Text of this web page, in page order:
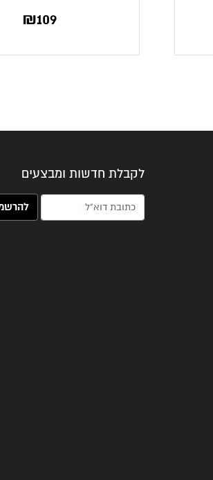
₪109
לקבלת חדשות ומבצעים
האימייל שלך (חובה)